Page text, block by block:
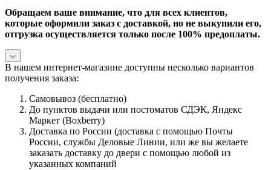
Обращаем ваше внимание, что для всех клиентов,
которые оформили заказ с доставкой, но не выкупили его,
отгрузка осуществляется только после 100% предоплаты.
В нашем интернет-магазине доступны несколько вариантов
получения заказа:
Самовывоз (бесплатно)
До пунктов выдачи или постоматов СДЭК, Яндекс
Маркет (Boxberry)
Доставка по России (доставка с помощью Почты
России, службы Деловые Линии, или же вы желаете
заказать доставку до двери с помощью любой из
указанных компаний